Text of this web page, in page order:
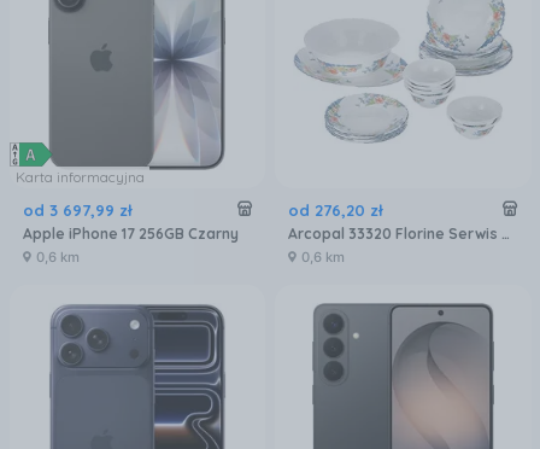
Karta informacyjna
od 3 697,99 zł
Apple iPhone 17 256GB Czarny
0,6 km
od 276,20 zł
Arcopal 33320 Florine Serwis Zestaw Obiadowy 26EL
0,6 km